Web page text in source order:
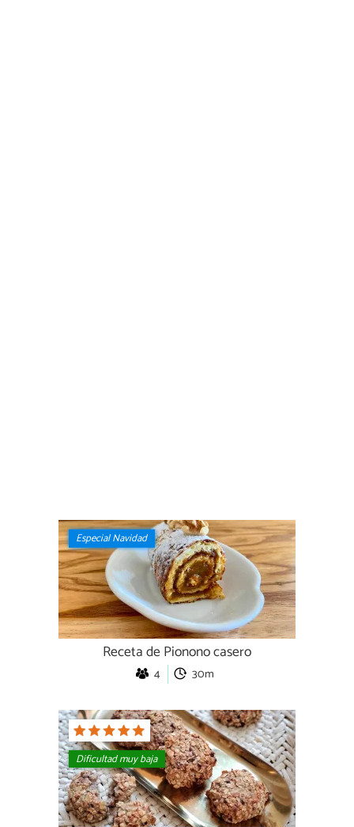
Especial Navidad
Receta de Pionono casero
4 30m
Dificultad muy baja